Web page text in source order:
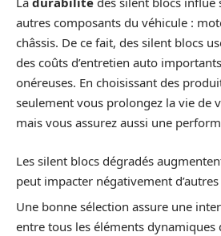
autres composants du véhicule :
châssis. De ce fait, des silent blocs
des coûts d’entretien auto
onéreuses. En choisissant des
seulement vous prolongez la vie de
mais vous assurez aussi une
Les silent blocs dégradés
peut impacter négativement
Une bonne sélection assure une
entre tous les éléments dynamiques